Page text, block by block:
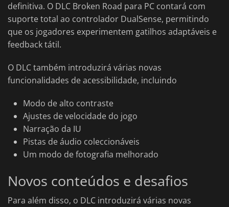
definitiva. O DLC Broken Road para PC contará com
suporte total ao controlador DualSense, permitindo
que os jogadores experimentem gatilhos adaptáveis e
feedback tátil.
O DLC também introduzirá várias novas
funcionalidades de acessibilidade, incluindo
Modo de alto contraste
Ajustes de velocidade do jogo
Narração da IU
Pistas de áudio coleccionáveis
Um modo de fotografia melhorado
Novos conteúdos e desafios
Para além disso, o DLC introduzirá várias novas